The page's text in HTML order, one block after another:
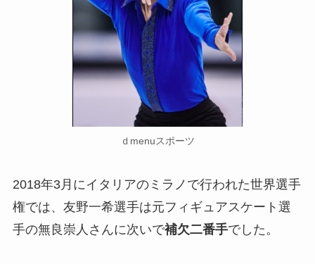
ｄmenuスポーツ
2018年3月にイタリアのミラノで行われた世界選手
権では、友野一希選手は元フィギュアスケート選
手の無良崇人さんに次いで補欠二番手でした。